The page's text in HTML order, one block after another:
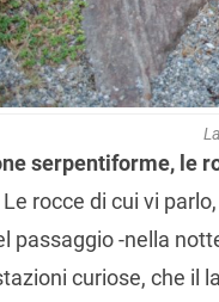
serpentiforme, le
Le rocce di cui vi
passaggio -nella
curiose, che il